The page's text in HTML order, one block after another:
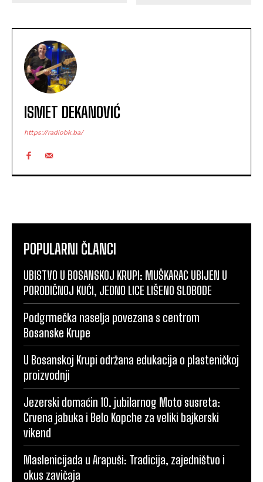
ISMET DEKANOVIĆ
https://radiobk.ba/
POPULARNI ČLANCI
UBISTVO U BOSANSKOJ KRUPI: MUŠKARAC UBIJEN U
PORODIČNOJ KUĆI, JEDNO LICE LIŠENO SLOBODE
Podgrmečka naselja povezana s centrom
Bosanske Krupe
U Bosanskoj Krupi održana edukacija o plasteničkoj
proizvodnji
Jezerski domaćin 10. jubilarnog Moto susreta:
Crvena jabuka i Belo Kopche za veliki bajkerski
vikend
Maslenicijada u Arapuši: Tradicija, zajedništvo i
okus zavičaja